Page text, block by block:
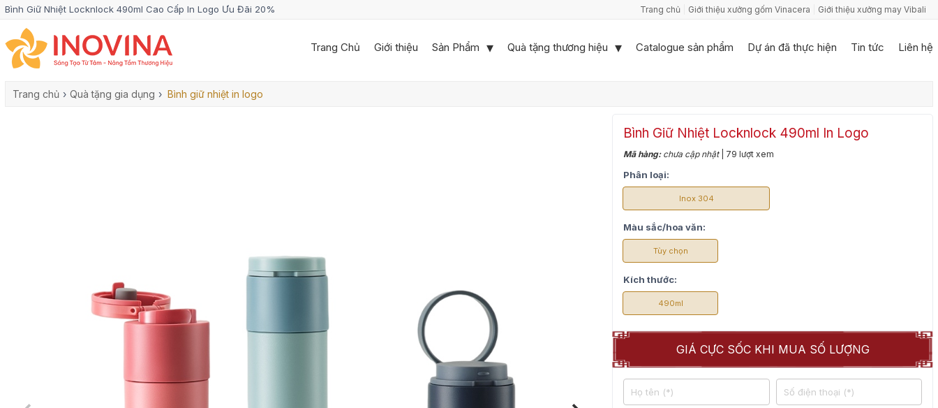
Bình Giữ Nhiệt Locknlock 490ml Cao Cấp In Logo Ưu Đãi 20% Trang chủ Giới thiệu xưởng gốm Vinacera Giới thiệu xưởng may Vibali
Trang Chủ Giới thiệu Sản Phẩm Quà tặng thương hiệu Catalogue sản phẩm Dự án đã thực hiện Tin tức Liên hệ
Trang chủ › Quà tặng gia dụng › Bình giữ nhiệt in logo
Bình Giữ Nhiệt Locknlock 490ml In Logo
Mã hàng:chưa cập nhật| 79 lượt xem
Phân loại:
Inox 304
Màu sắc/hoa văn:
Tùy chọn
Kích thước:
490ml
GIÁ CỰC SỐC KHI MUA SỐ LƯỢNG